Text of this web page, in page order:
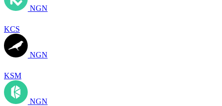
NGN
KCS
NGN
KSM
NGN